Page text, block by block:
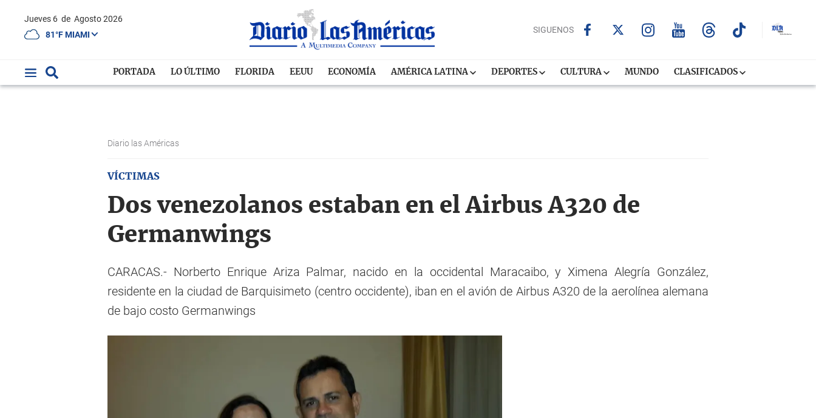
Jueves 6 de Agosto 2026
81°F MIAMI
SIGUENOS
PORTADA LO ÚLTIMO FLORIDA EEUU ECONOMÍA AMÉRICA LATINA DEPORTES CULTURA MUNDO CLASIFICADOS
Diario las Américas
VÍCTIMAS
Dos venezolanos estaban en el Airbus A320 de
Germanwings
CARACAS.- Norberto Enrique Ariza Palmar, nacido en la occidental Maracaibo, y Ximena Alegría González,
residente en la ciudad de Barquisimeto (centro occidente), iban en el avión de Airbus A320 de la aerolínea alemana
de bajo costo Germanwings